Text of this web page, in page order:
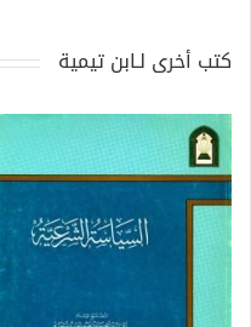
كتب أخرى لـابن تيمية